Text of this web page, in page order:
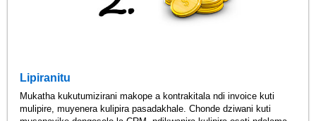
Lipiranitu
Mukatha kukutumizirani makope a kontrakitala ndi invoice kuti
mulipire, muyenera kulipira pasadakhale. Chonde dziwani kuti